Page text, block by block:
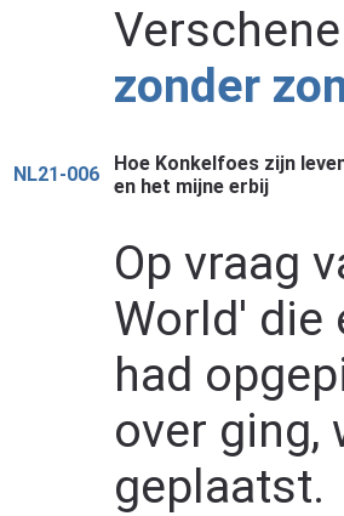
zonder
NL21-006
Hoe Konkelfoes zijn
en het mijne erbij
Op vraag
World' die
had
over ging,
geplaatst.